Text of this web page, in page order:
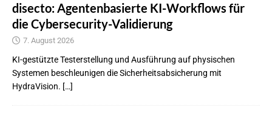
disecto: Agentenbasierte KI-Workflows für
die Cybersecurity-Validierung
7. August 2026
KI-gestützte Testerstellung und Ausführung auf physischen
Systemen beschleunigen die Sicherheitsabsicherung mit
HydraVision. […]